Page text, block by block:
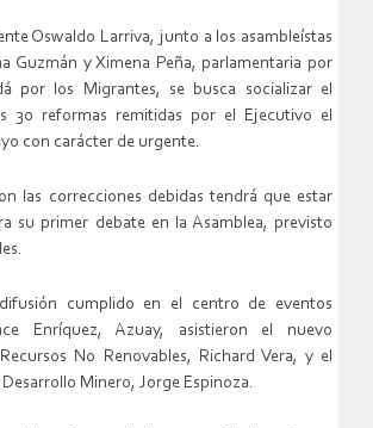
Oswaldo Larriva, junto a los asambleístas
Guzmán y Ximena Peña, parlamentaria por
por los Migrantes, se busca socializar el
30 reformas remitidas por el Ejecutivo el
con carácter de urgente.
las correcciones debidas tendrá que estar
su primer debate en la Asamblea, previsto
cumplido en el centro de eventos
Enríquez, Azuay, asistieron el nuevo
No Renovables, Richard Vera, y el
Minero, Jorge Espinoza.